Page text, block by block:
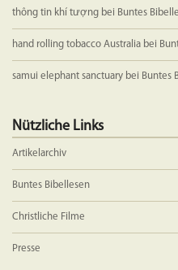
thông tin khí tượng bei Buntes
hand rolling tobacco Australia bei
samui elephant sanctuary bei Buntes
Nützliche Links
Artikelarchiv
Buntes Bibellesen
Christliche Filme
Presse